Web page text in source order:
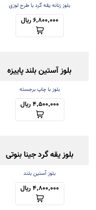
بلوز زنانه یقه گرد با طرح لوزی
6,800,000 ریال
بلوز آستین بلند پاییزه
بلوز با چاپ برجسته
4,500,000 ریال
بلوز یقه گرد جینا بنوتی
بلوز آستین بلند
4,800,000 ریال